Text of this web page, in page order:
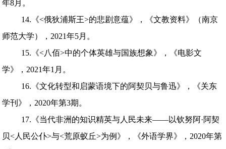
年8月。
14.《<俄狄浦斯王>的悲剧意蕴》，《文教资料》（南京
师范大学），2021年5月。
15.《<八佰>中的个体英雄与国族想象》，《电影文
学》，2021年1月。
16.《文化转型和启蒙语境下的阿契贝与鲁迅》，《关东
学刊》，2020年第3期。
17.《当代非洲的知识精英与人民未来——以钦努阿·阿契
贝<人民公仆>与<荒原蚁丘>为例》，《外语学界》，2020年第